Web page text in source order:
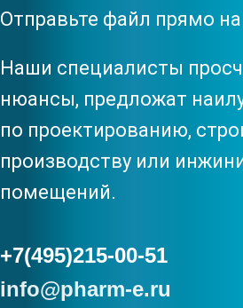
Отправьте файл прямо на
Наши специалисты
нюансы, предложат
по проектированию,
производству или
помещений.
+7(495)215-00-51
info@pharm-e.ru